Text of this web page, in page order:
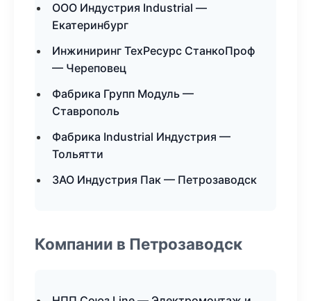
ООО Индустрия Industrial —
Екатеринбург
Инжиниринг ТехРесурс СтанкоПроф
— Череповец
Фабрика Групп Модуль —
Ставрополь
Фабрика Industrial Индустрия —
Тольятти
ЗАО Индустрия Пак — Петрозаводск
Компании в Петрозаводск